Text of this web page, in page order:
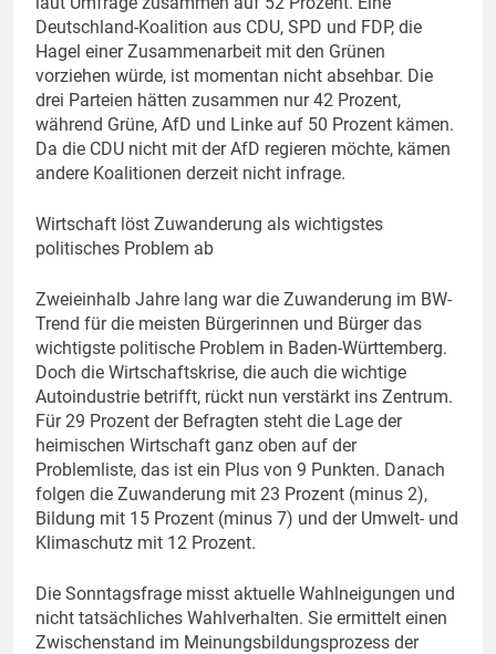
Deutschland-Koalition aus CDU, SPD und FDP, die
Hagel einer Zusammenarbeit mit den Grünen
vorziehen würde, ist momentan nicht absehbar. Die
drei Parteien hätten zusammen nur 42 Prozent,
während Grüne, AfD und Linke auf 50 Prozent kämen.
Da die CDU nicht mit der AfD regieren möchte, kämen
andere Koalitionen derzeit nicht infrage.
Wirtschaft löst Zuwanderung als wichtigstes
politisches Problem ab
Zweieinhalb Jahre lang war die Zuwanderung im BW-
Trend für die meisten Bürgerinnen und Bürger das
wichtigste politische Problem in Baden-Württemberg.
Doch die Wirtschaftskrise, die auch die wichtige
Autoindustrie betrifft, rückt nun verstärkt ins Zentrum.
Für 29 Prozent der Befragten steht die Lage der
heimischen Wirtschaft ganz oben auf der
Problemliste, das ist ein Plus von 9 Punkten. Danach
folgen die Zuwanderung mit 23 Prozent (minus 2),
Bildung mit 15 Prozent (minus 7) und der Umwelt- und
Klimaschutz mit 12 Prozent.
Die Sonntagsfrage misst aktuelle Wahlneigungen und
nicht tatsächliches Wahlverhalten. Sie ermittelt einen
Zwischenstand im Meinungsbildungsprozess der